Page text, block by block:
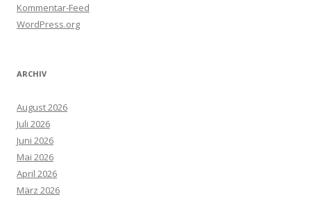
Kommentar-Feed
WordPress.org
ARCHIV
August 2026
Juli 2026
Juni 2026
Mai 2026
April 2026
März 2026